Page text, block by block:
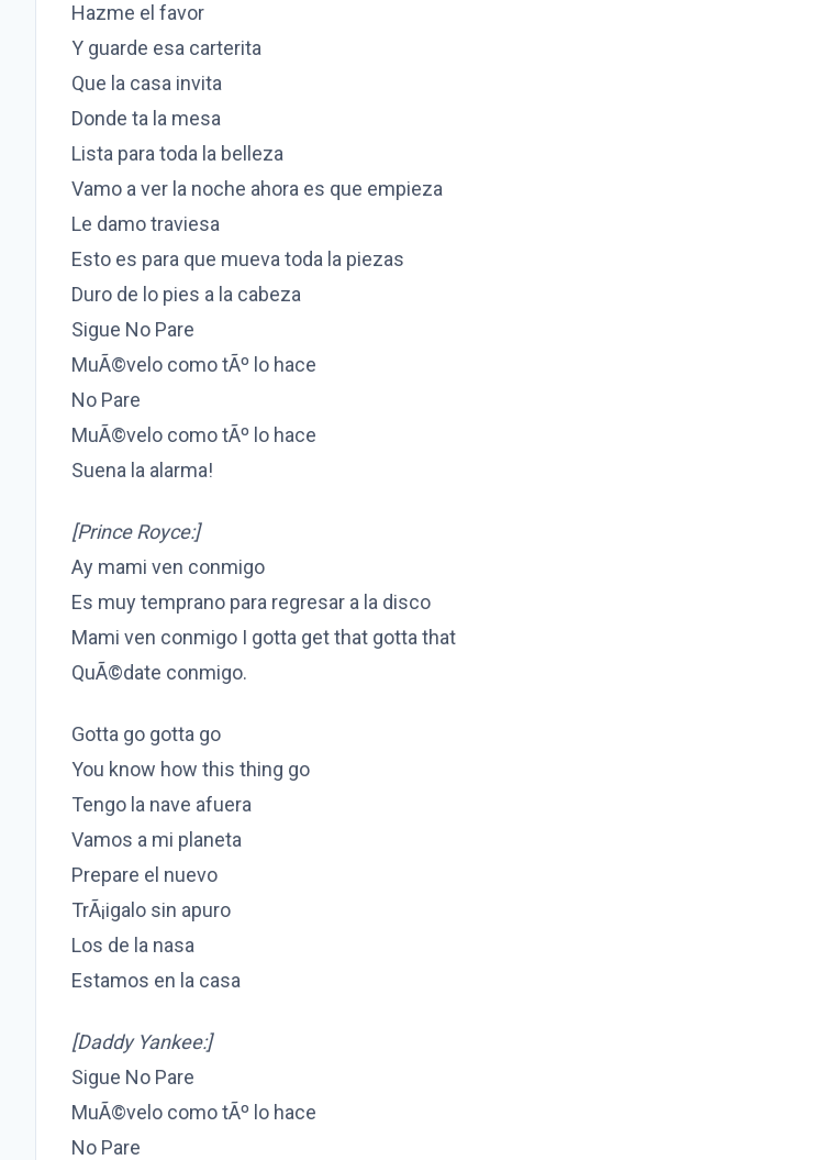
Hazme el favor
Y guarde esa carterita
Que la casa invita
Donde ta la mesa
Lista para toda la belleza
Vamo a ver la noche ahora es que empieza
Le damo traviesa
Esto es para que mueva toda la piezas
Duro de lo pies a la cabeza
Sigue No Pare
MuÃ©velo como tÃº lo hace
No Pare
MuÃ©velo como tÃº lo hace
Suena la alarma!
[Prince Royce:]
Ay mami ven conmigo
Es muy temprano para regresar a la disco
Mami ven conmigo I gotta get that gotta that
QuÃ©date conmigo.
Gotta go gotta go
You know how this thing go
Tengo la nave afuera
Vamos a mi planeta
Prepare el nuevo
TrÃ¡igalo sin apuro
Los de la nasa
Estamos en la casa
[Daddy Yankee:]
Sigue No Pare
MuÃ©velo como tÃº lo hace
No Pare